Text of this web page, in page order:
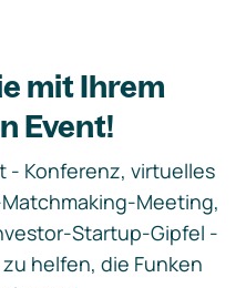
mit Ihrem
Event!
- Konferenz, virtuelles
Meeting,
Startup-Gipfel -
helfen, die Funken